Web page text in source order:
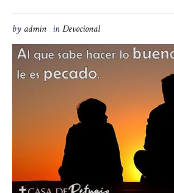
by admin inDevocional